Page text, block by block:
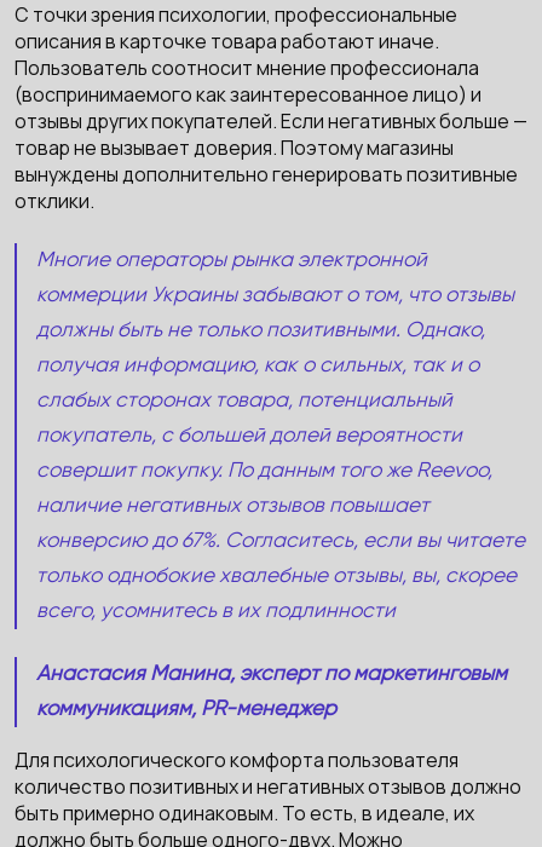
С точки зрения психологии, профессиональные
описания в карточке товара работают иначе.
Пользователь соотносит мнение профессионала
(воспринимаемого как заинтересованное лицо) и
отзывы других покупателей. Если негативных больше —
товар не вызывает доверия. Поэтому магазины
вынуждены дополнительно генерировать позитивные
отклики.
Многие операторы рынка электронной
коммерции Украины забывают о том, что отзывы
должны быть не только позитивными. Однако,
получая информацию, как о сильных, так и о
слабых сторонах товара, потенциальный
покупатель, с большей долей вероятности
совершит покупку. По данным того же Reevoo,
наличие негативных отзывов повышает
конверсию до 67%. Согласитесь, если вы читаете
только однобокие хвалебные отзывы, вы, скорее
всего, усомнитесь в их подлинности
Анастасия Манина, эксперт по маркетинговым
коммуникациям, PR-менеджер
Для психологического комфорта пользователя
количество позитивных и негативных отзывов должно
быть примерно одинаковым. То есть, в идеале, их
должно быть больше одного-двух. Можно